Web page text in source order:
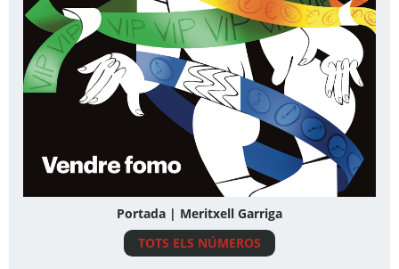
Portada | Meritxell Garriga
TOTS ELS NÚMEROS